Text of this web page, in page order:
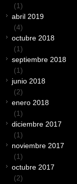
(1)
abril 2019
(4)
octubre 2018
(1)
septiembre 2018
(1)
junio 2018
(2)
enero 2018
(1)
diciembre 2017
(1)
noviembre 2017
(1)
octubre 2017
(2)